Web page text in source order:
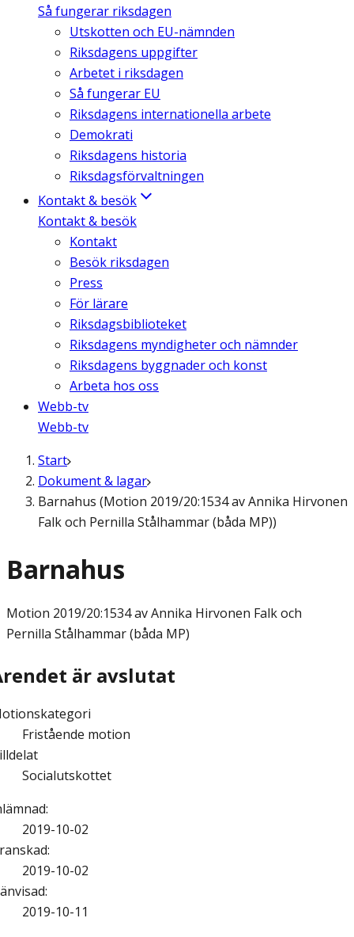
Så fungerar riksdagen
Utskotten och EU-nämnden
Riksdagens uppgifter
Arbetet i riksdagen
Så fungerar EU
Riksdagens internationella arbete
Demokrati
Riksdagens historia
Riksdagsförvaltningen
Kontakt & besök
Kontakt & besök
Kontakt
Besök riksdagen
Press
För lärare
Riksdagsbiblioteket
Riksdagens myndigheter och nämnder
Riksdagens byggnader och konst
Arbeta hos oss
Webb-tv
Webb-tv
Start
Dokument & lagar
Barnahus (Motion 2019/20:1534 av Annika Hirvonen
Falk och Pernilla Stålhammar (båda MP))
Barnahus
Motion 2019/20:1534 av Annika Hirvonen Falk och
Pernilla Stålhammar (båda MP)
är avslutat
Fristående motion
Socialutskottet
:
2019-10-02
:
2019-10-02
:
2019-10-11